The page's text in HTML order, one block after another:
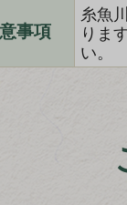
事項
糸魚
りま
い。